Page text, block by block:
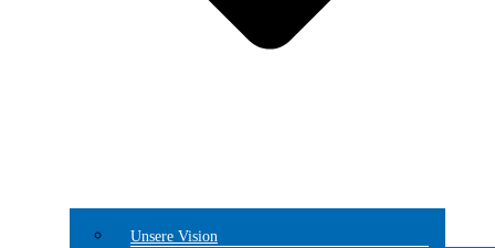
Unsere Vision